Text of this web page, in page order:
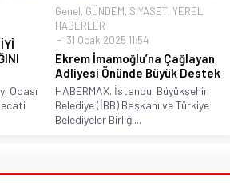
Odası
Genel, GÜNDEM, SİYASET, YEREL
HABERLER
31 Ocak 2025 11:54
Ekrem İmamoğlu’na Çağlayan
Adliyesi Önünde Büyük Destek
HABERMAX. İstanbul Büyükşehir
Belediye (İBB) Başkanı ve Türkiye
Belediyeler Birliği...